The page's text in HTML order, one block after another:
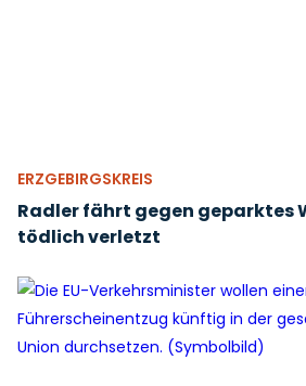
ERZGEBIRGSKREIS
Radler fährt gegen geparktes
tödlich verletzt